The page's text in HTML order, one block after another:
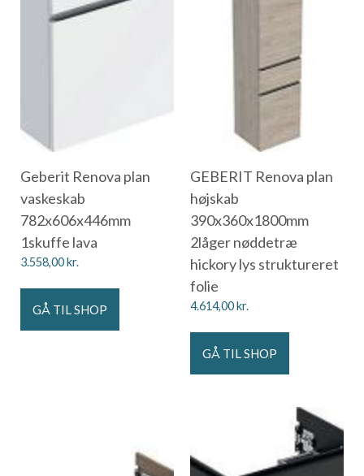
Geberit Renova plan
vaskeskab
782x606x446mm
1skuffe lava
3.558,00kr.
GÅ TIL SHOP
GEBERIT Renova plan
højskab
390x360x1800mm
2låger nøddetræ
hickory lys struktureret
folie
4.614,00kr.
GÅ TIL SHOP